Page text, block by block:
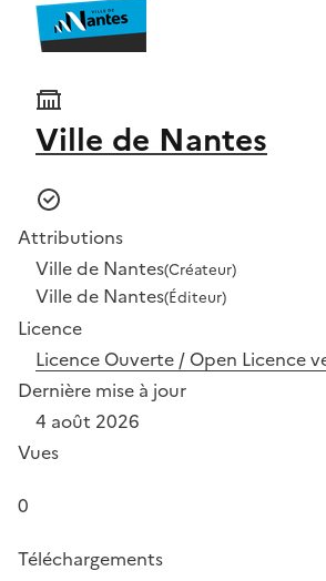
Ville de Nantes
Attributions
Ville de Nantes(Créateur)
Ville de Nantes(Éditeur)
Licence
Licence Ouverte / Open Licence
Dernière mise à jour
4 août 2026
Vues
0
Téléchargements